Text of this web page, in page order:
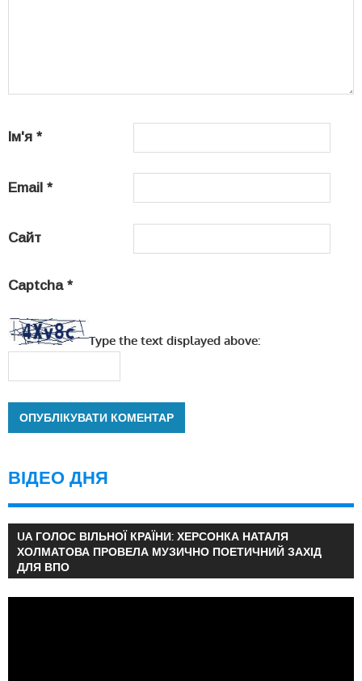
Ім'я *
Email *
Сайт
Captcha *
Type the text displayed above:
ВІДЕО ДНЯ
UA ГОЛОС ВІЛЬНОЇ КРАЇНИ: ХЕРСОНКА НАТАЛЯ
ХОЛМАТОВА ПРОВЕЛА МУЗИЧНО ПОЕТИЧНИЙ ЗАХІД
ДЛЯ ВПО